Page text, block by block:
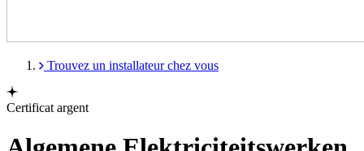
Trouvez un installateur chez vous
Certificat argent